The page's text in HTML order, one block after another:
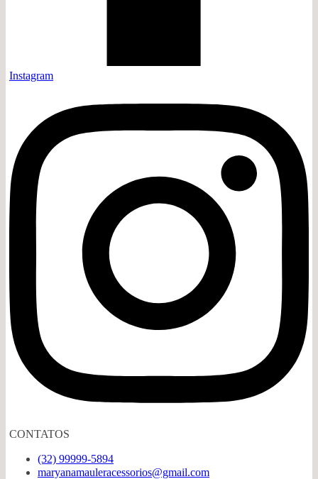
Instagram
CONTATOS
(32) 99999-5894
maryanamauleracessorios@gmail.com